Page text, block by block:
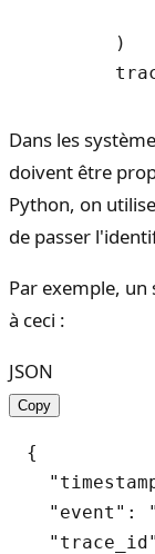
        )
Dans les
doivent être
Python, on
de passer
Par exemple,
à ceci :
JSON
Copy
{
"event":